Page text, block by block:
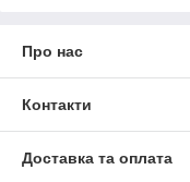
Про нас
Контакти
Доставка та оплата